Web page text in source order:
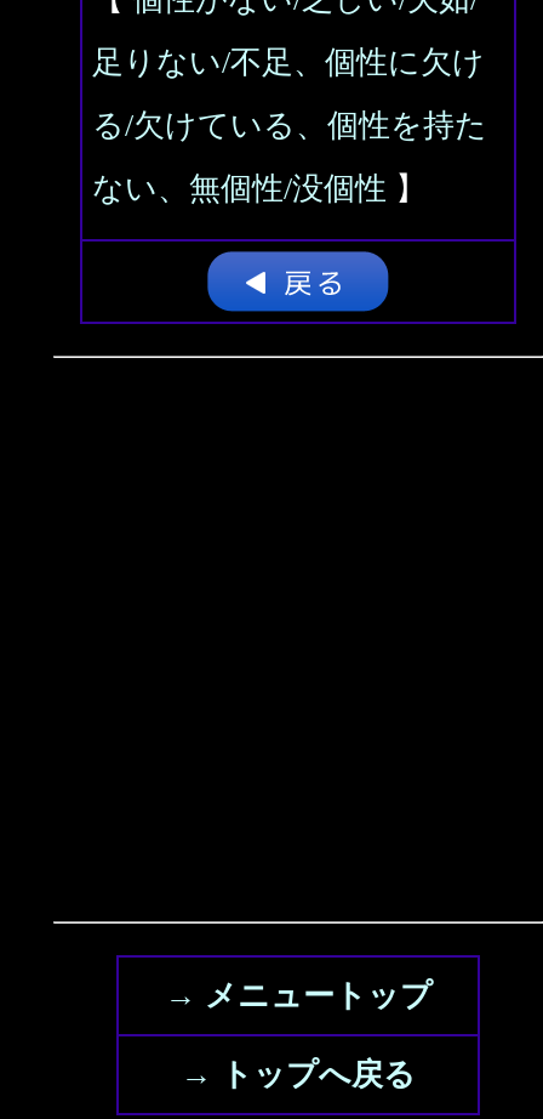
足りない/不足、個性に欠け
る/欠けている、個性を持た
ない、無個性/没個性 】
→ メニュートップ
→ トップへ戻る